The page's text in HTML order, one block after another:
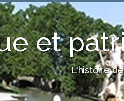
et
L'histoire